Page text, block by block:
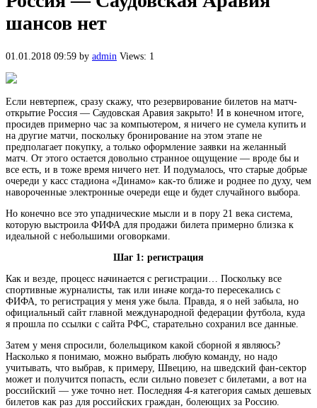
шансов нет
01.01.2018 09:59 by admin Views: 1
Если невтерпеж, сразу скажу, что резервирование билетов на матч-
открытие Россия — Саудовская Аравия закрыто! И в конечном итоге,
просидев примерно час за компьютером, я ничего не сумела купить и
на другие матчи, поскольку бронирование на этом этапе не
предполагает покупку, а только оформление заявки на желанный
матч. От этого остается довольно странное ощущение — вроде бы и
все есть, и в тоже время ничего нет. И подумалось, что старые добрые
очереди у касс стадиона «Динамо» как-то ближе и роднее по духу, чем
навороченные электронные очереди еще и будет случайного выбора.
Но конечно все это упаднические мысли и в пору 21 века система,
которую выстроила ФИФА для продажи билета примерно близка к
идеальной с небольшими оговорками.
Шаг 1: регистрация
Как и везде, процесс начинается с регистрации… Поскольку все
спортивные журналисты, так или иначе когда-то пересекались с
ФИФА, то регистрация у меня уже была. Правда, я о ней забыла, но
официальный сайт главной международной федерации футбола, куда
я прошла по ссылки с сайта РФС, старательно сохранил все данные.
Затем у меня спросили, болельщиком какой сборной я являюсь?
Насколько я понимаю, можно выбрать любую команду, но надо
учитывать, что выбрав, к примеру, Швецию, на шведский фан-сектор
может и получится попасть, если сильно повезет с билетами, а вот на
российский — уже точно нет. Последняя 4-я категория самых дешевых
билетов как раз для российских граждан, болеющих за Россию.